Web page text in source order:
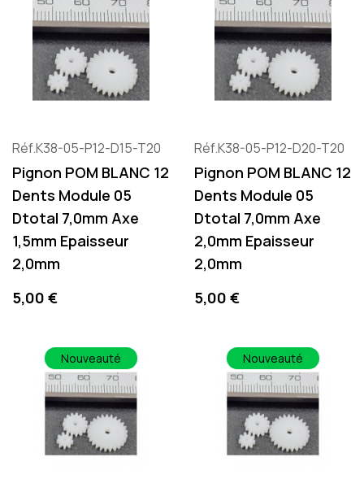
Réf.K38-05-P12-D15-T20
Pignon POM BLANC 12
Dents Module 05
Dtotal 7,0mm Axe
1,5mm Epaisseur
2,0mm
Preis
5,00 €
Réf.K38-05-P12-D20-T20
Pignon POM BLANC 12
Dents Module 05
Dtotal 7,0mm Axe
2,0mm Epaisseur
2,0mm
Preis
5,00 €
Nouveauté Nouveauté